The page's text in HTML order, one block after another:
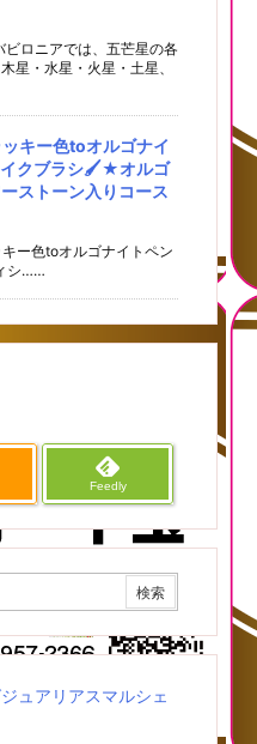
ロニアでは、五芒星の各
星・水星・火星・土星、
キー色toオルゴナイ
イクブラシ🖌★オルゴ
ストーン入りコース
ー色toオルゴナイトペン
シ……
Feedly
ュアリアスマルシェ